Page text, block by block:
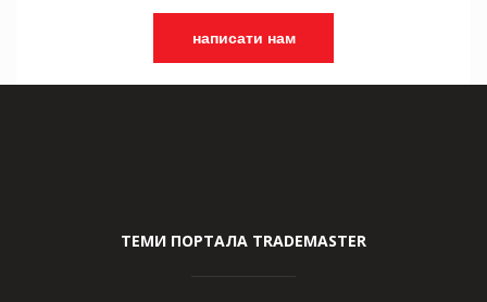
написати нам
ТЕМИ ПОРТАЛА TRADEMASTER